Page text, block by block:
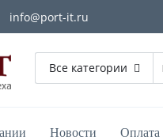
info@port-it.ru
Все категории
Новости Оплата